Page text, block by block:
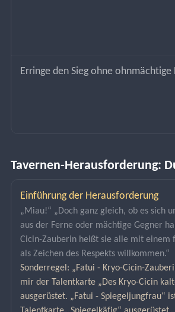
Erringe den Sieg ohne ohnmächtige
Tavernen-Herausforderung:
Einführung der Herausforderung
„Miau!“ „Doch ganz gleich, ob es sich
aus der Ferne oder mächtige Gegner
Cicin-Zauberin heißt sie alle mit einem
als Zeichen des Respekts willkommen.“
Sonderregel: „Fatui - Kryo-Cicin-
mir der Talentkarte „Des Kryo-Cicin
ausgerüstet. „Fatui - Spiegeljungfrau“